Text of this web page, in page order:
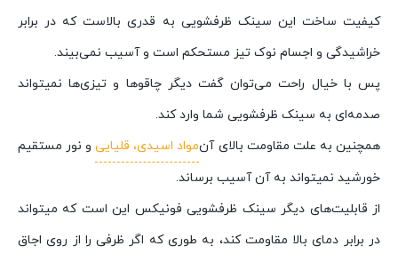
کیفیت ساخت این سینک ظرفشویی به قدری بالاست که در برابر
خراشیدگی و اجسام نوک تیز مستحکم است و آسیب نمی‌بیند.
پس با خیال راحت می‌توان گفت دیگر چاقوها و تیزی‌ها نمیتواند
صدمه‌ای به سینک ظرفشویی شما وارد کند.
همچنین به علت مقاومت بالای آنمواد اسیدی، قلیاییو نور مستقیم
خورشید نمیتواند به آن آسیب برساند.
از قابلیت‌های دیگر سینک ظرفشویی فونیکس این است که میتواند
در برابر دمای بالا مقاومت کند، به طوری که اگر ظرفی را از روی اجاق